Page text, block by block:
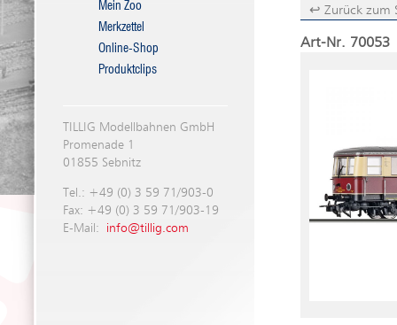
Mein Zoo
Merkzettel
Online-Shop
Produktclips
TILLIG Modellbahnen GmbH
Promenade 1
01855 Sebnitz
Tel.: +49 (0) 3 59 71/903-0
Fax: +49 (0) 3 59 71/903-19
E-Mail: info@tillig.com
↩ Zurück zum
Art-Nr. 70053